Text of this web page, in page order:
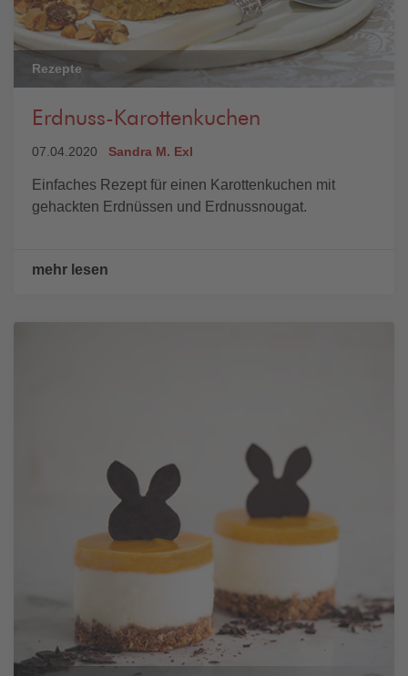
Rezepte
Erdnuss-Karottenkuchen
07.04.2020 Sandra M. Exl
Einfaches Rezept für einen Karottenkuchen mit
gehackten Erdnüssen und Erdnussnougat.
mehr lesen